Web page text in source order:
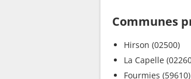
Communes
Hirson (02500)
La Capelle
Fourmies (59610)